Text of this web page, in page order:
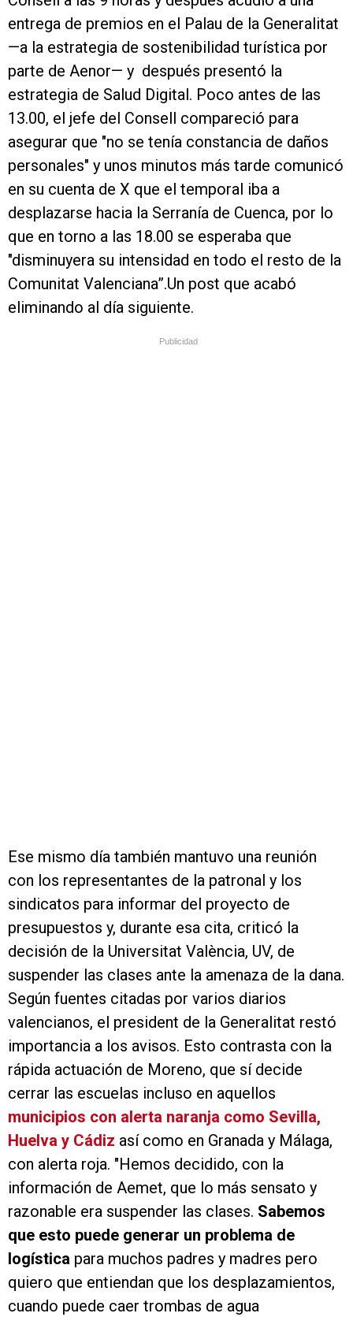
entrega de premios en el Palau de la Generalitat
—a la estrategia de sostenibilidad turística por
parte de Aenor— y después presentó la
estrategia de Salud Digital. Poco antes de las
13.00, el jefe del Consell compareció para
asegurar que "no se tenía constancia de daños
personales" y unos minutos más tarde comunicó
en su cuenta de X que el temporal iba a
desplazarse hacia la Serranía de Cuenca, por lo
que en torno a las 18.00 se esperaba que
"disminuyera su intensidad en todo el resto de la
Comunitat Valenciana”.Un post que acabó
eliminando al día siguiente.
Publicidad
Ese mismo día también mantuvo una reunión
con los representantes de la patronal y los
sindicatos para informar del proyecto de
presupuestos y, durante esa cita, criticó la
decisión de la Universitat València, UV, de
suspender las clases ante la amenaza de la dana.
Según fuentes citadas por varios diarios
valencianos, el president de la Generalitat restó
importancia a los avisos. Esto contrasta con la
rápida actuación de Moreno, que sí decide
cerrar las escuelas incluso en aquellos
municipios con alerta naranja como Sevilla,
Huelva y Cádiz así como en Granada y Málaga,
con alerta roja. "Hemos decidido, con la
información de Aemet, que lo más sensato y
razonable era suspender las clases. Sabemos
que esto puede generar un problema de
logística para muchos padres y madres pero
quiero que entiendan que los desplazamientos,
cuando puede caer trombas de agua